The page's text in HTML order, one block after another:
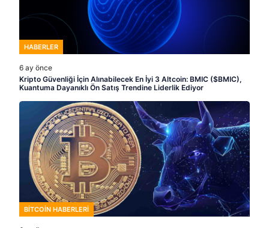
HABERLER
6 ay önce
Kripto Güvenliği İçin Alınabilecek En İyi 3 Altcoin: BMIC ($BMIC),
Kuantuma Dayanıklı Ön Satış Trendine Liderlik Ediyor
BITCOIN HABERLERI